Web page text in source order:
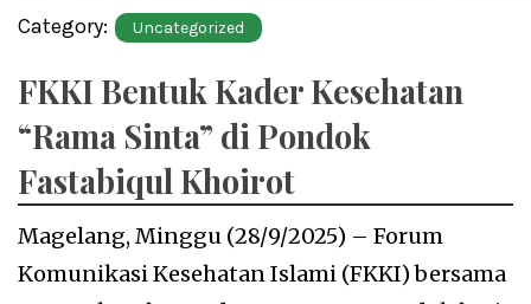
Category: Uncategorized
FKKI Bentuk Kader Kesehatan
“Rama Sinta” di Pondok
Fastabiqul Khoirot
Magelang, Minggu (28/9/2025) – Forum
Komunikasi Kesehatan Islami (FKKI) bersama